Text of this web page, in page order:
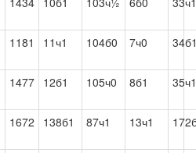
1181 11ч1 104б0 7ч0
1477 12б1 105ч0 8б1 35ч1
1672 138б1 87ч1 13ч1